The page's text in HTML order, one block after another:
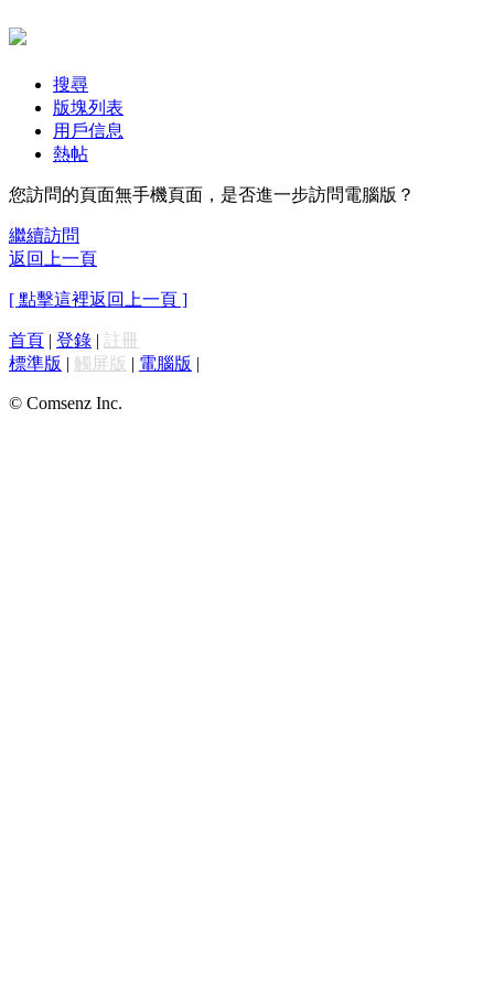
搜尋
版塊列表
用戶信息
熱帖
您訪問的頁面無手機頁面，是否進一步訪問電腦版？
繼續訪問
返回上一頁
[ 點擊這裡返回上一頁 ]
首頁 | 登錄 | 註冊
標準版 | 觸屏版 | 電腦版 |
© Comsenz Inc.